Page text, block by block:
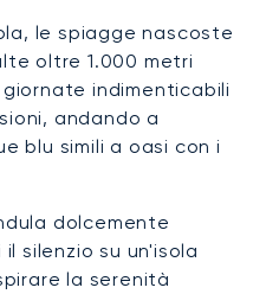
le spiagge nascoste
oltre 1.000 metri
indimenticabili
andando a
blu simili a oasi con i
dolcemente
silenzio su un'isola
la serenità